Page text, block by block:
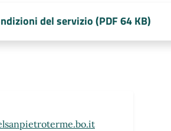
del servizio (PDF 64 KB)